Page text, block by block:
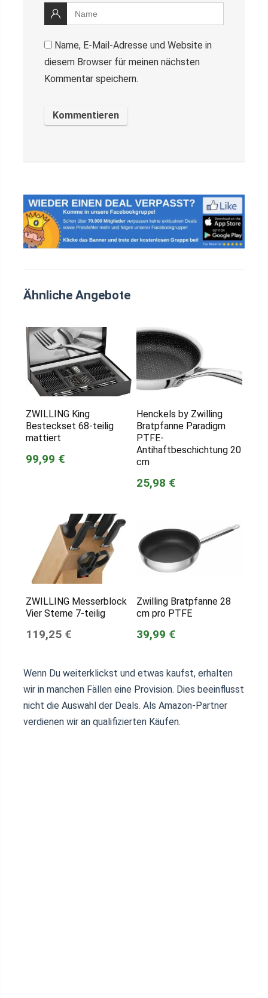
Name, E-Mail-Adresse und Website in
diesem Browser für meinen nächsten
Kommentar speichern.
Ähnliche Angebote
ZWILLING King
Besteckset 68-teilig
mattiert
99,99 €
Henckels by Zwilling
Bratpfanne Paradigm
PTFE-
Antihaftbeschichtung 20
cm
25,98 €
ZWILLING Messerblock
Vier Sterne 7-teilig
119,25 €
Zwilling Bratpfanne 28
cm pro PTFE
39,99 €
Wenn Du weiterklickst und etwas kaufst, erhalten
wir in manchen Fällen eine Provision. Dies beeinflusst
nicht die Auswahl der Deals. Als Amazon-Partner
verdienen wir an qualifizierten Käufen.